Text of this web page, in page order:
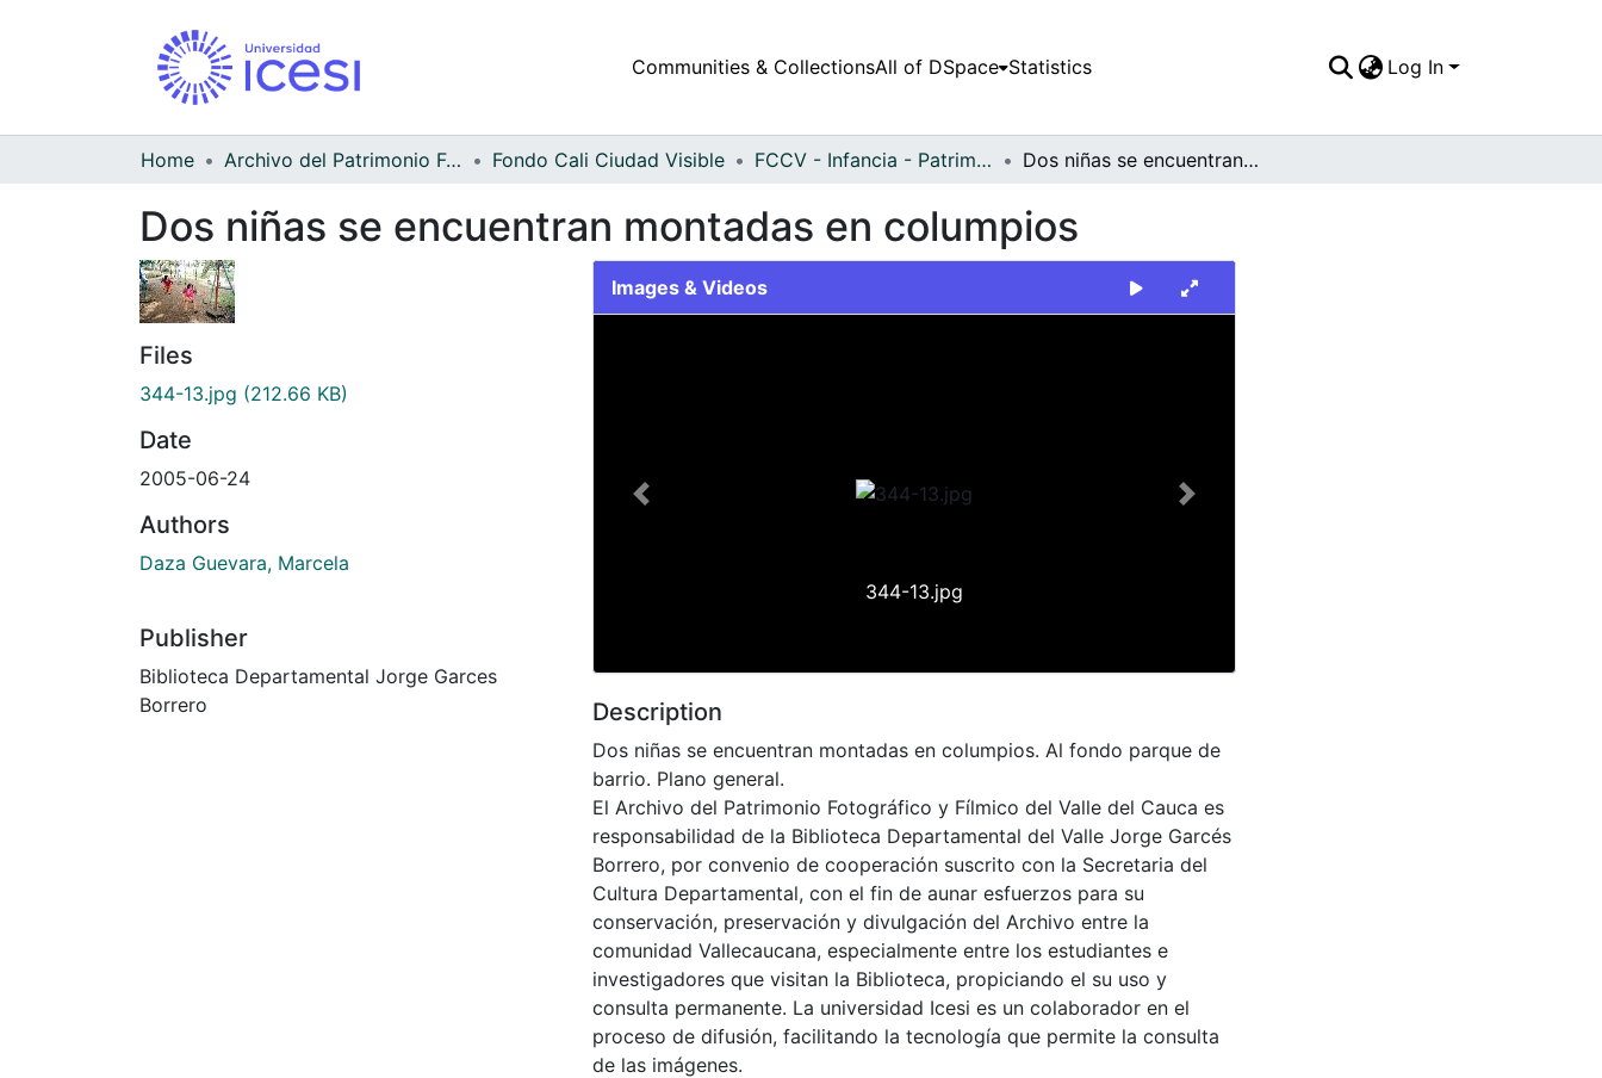
Communities & CollectionsAll of DSpace Statistics Log In
Home Archivo del Patrimonio Fotográfico y Fílmico del Valle del Cauca Fondo Cali Ciudad Visible FCCV - Infancia - Patrimonial Dos niñas se encuentran montadas en columpios
Dos niñas se encuentran montadas en columpios
Files
344-13.jpg (212.66 KB)
Date
2005-06-24
Authors
Daza Guevara, Marcela
Publisher
Biblioteca Departamental Jorge Garces
Borrero
Images & Videos
344-13.jpg
Previous Next
Description
Dos niñas se encuentran montadas en columpios. Al fondo parque de
barrio. Plano general.
El Archivo del Patrimonio Fotográfico y Fílmico del Valle del Cauca es
responsabilidad de la Biblioteca Departamental del Valle Jorge Garcés
Borrero, por convenio de cooperación suscrito con la Secretaria del
Cultura Departamental, con el fin de aunar esfuerzos para su
conservación, preservación y divulgación del Archivo entre la
comunidad Vallecaucana, especialmente entre los estudiantes e
investigadores que visitan la Biblioteca, propiciando el su uso y
consulta permanente. La universidad Icesi es un colaborador en el
proceso de difusión, facilitando la tecnología que permite la consulta
de las imágenes.